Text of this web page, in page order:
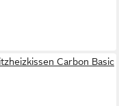
Carbon Basic